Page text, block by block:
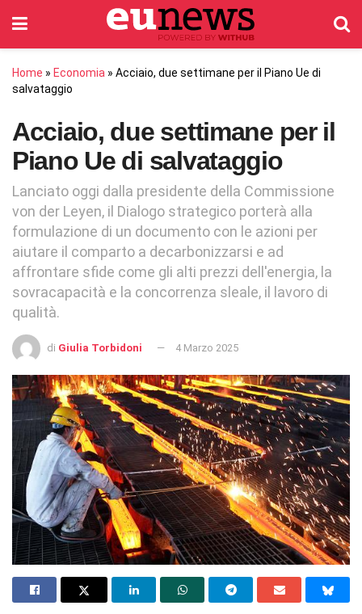
Home » Economia » Acciaio, due settimane per il Piano Ue di
salvataggio
Acciaio, due settimane per il
Piano Ue di salvataggio
Lanciato oggi dalla presidente della Commissione
von der Leyen, il Dialogo strategico porterà alla
formulazione di un documento con le azioni per
aiutare il comparto a decarbonizzarsi e ad
affrontare sfide come gli alti prezzi dell'energia, la
sovracapacità e la concorrenza sleale, il lavoro di
qualità.
di Giulia Torbidoni 4 Marzo 2025